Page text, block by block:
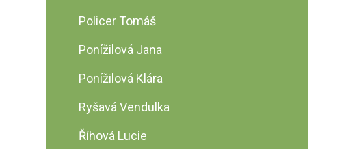
Policer Tomáš
Ponížilová Jana
Ponížilová Klára
Ryšavá Vendulka
Říhová Lucie